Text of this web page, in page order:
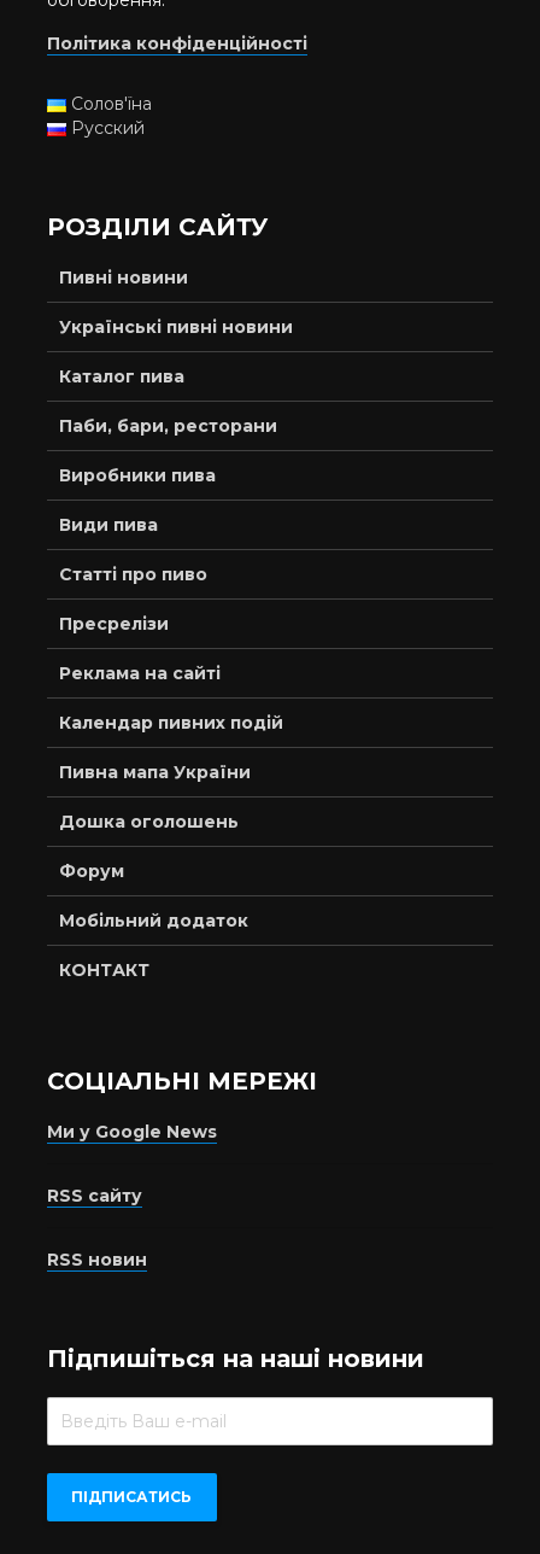
Політика конфіденційності
Солов'їна
Русский
РОЗДІЛИ САЙТУ
Пивні новини
Українські пивні новини
Каталог пива
Паби, бари, ресторани
Виробники пива
Види пива
Статті про пиво
Пресрелізи
Реклама на сайті
Календар пивних подій
Пивна мапа України
Дошка оголошень
Форум
Мобільний додаток
КОНТАКТ
СОЦІАЛЬНІ МЕРЕЖІ
Ми у Google News
RSS сайту
RSS новин
Підпишіться на наші новини